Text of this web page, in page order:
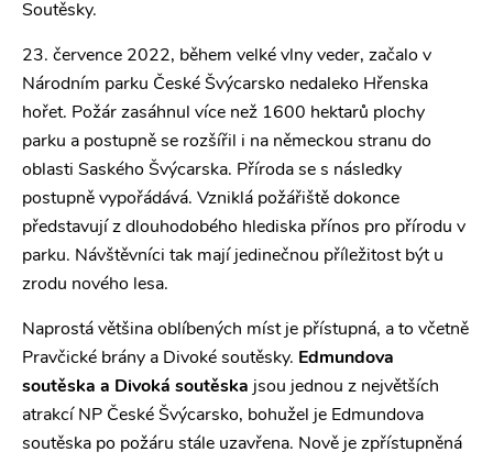
Soutěsky.
23. července 2022, během velké vlny veder, začalo v
Národním parku České Švýcarsko nedaleko Hřenska
hořet. Požár zasáhnul více než 1600 hektarů plochy
parku a postupně se rozšířil i na německou stranu do
oblasti Saského Švýcarska. Příroda se s následky
postupně vypořádává. Vzniklá požářiště dokonce
představují z dlouhodobého hlediska přínos pro přírodu v
parku. Návštěvníci tak mají jedinečnou příležitost být u
zrodu nového lesa.
Naprostá většina oblíbených míst je přístupná, a to včetně
Pravčické brány a Divoké soutěsky. Edmundova
soutěska a Divoká soutěska jsou jednou z největších
atrakcí NP České Švýcarsko, bohužel je Edmundova
soutěska po požáru stále uzavřena. Nově je zpřístupněná